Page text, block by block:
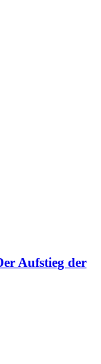
Aufstieg der